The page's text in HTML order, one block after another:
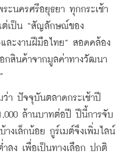
ะนครศรีอยุธยา ทุกกระเช้า
ต่เป็น “สัญลักษณ์ของ
ะงานฝีมือไทย” สอดคล้อง
กสินค้าจากมูลค่าทางวัฒนา
ปัจจุบันตลาดกระเช้าปี
ล้านบาทต่อปี ปีนี้การจับ
างเล็กน้อย กูร์เมต์จึงเพิ่มไลน์
ำลง เพื่อเป็นทางเลือก ปกติ